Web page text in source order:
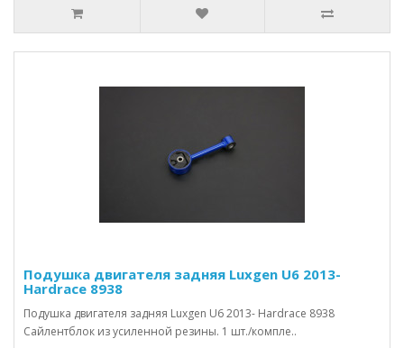
Подушка двигателя задняя Luxgen U6 2013-
Hardrace 8938
Подушка двигателя задняя Luxgen U6 2013- Hardrace 8938
Сайлентблок из усиленной резины. 1 шт./компле..